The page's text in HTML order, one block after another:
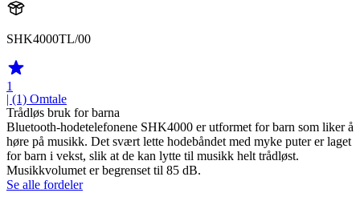
SHK4000TL/00
1
| (1) Omtale
Trådløs bruk for barna
Bluetooth-hodetelefonene SHK4000 er utformet for barn som liker å
høre på musikk. Det svært lette hodebåndet med myke puter er laget
for barn i vekst, slik at de kan lytte til musikk helt trådløst.
Musikkvolumet er begrenset til 85 dB.
Se alle fordeler